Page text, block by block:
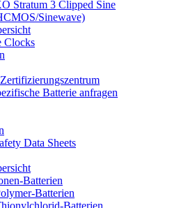
Stratum 3 Clipped Sine
Sinewave)
Clocks
Batterie anfragen
Data Sheets
Batterien
Batterien
Batterien